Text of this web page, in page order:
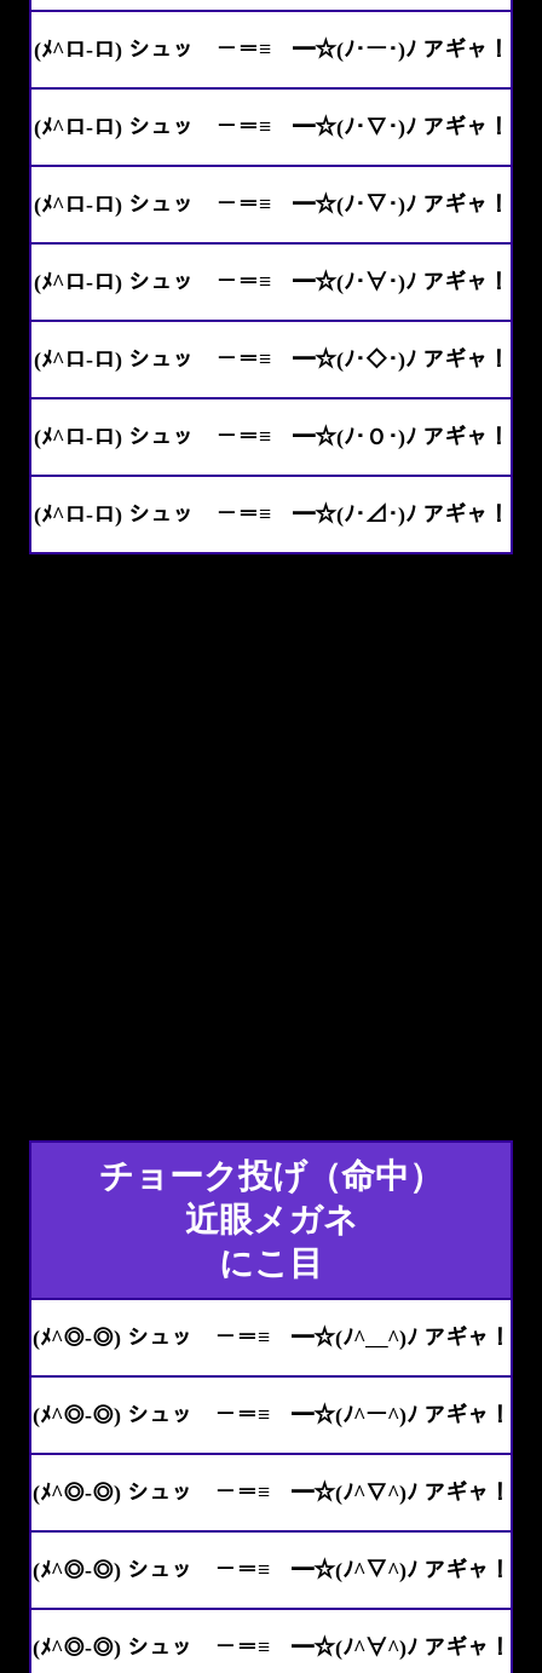
(ﾒ^ロ-ロ) シュッ －＝≡ ━☆(ﾉ･ー･)ﾉ アギャ！
(ﾒ^ロ-ロ) シュッ －＝≡ ━☆(ﾉ･∇･)ﾉ アギャ！
(ﾒ^ロ-ロ) シュッ －＝≡ ━☆(ﾉ･▽･)ﾉ アギャ！
(ﾒ^ロ-ロ) シュッ －＝≡ ━☆(ﾉ･∀･)ﾉ アギャ！
(ﾒ^ロ-ロ) シュッ －＝≡ ━☆(ﾉ･◇･)ﾉ アギャ！
(ﾒ^ロ-ロ) シュッ －＝≡ ━☆(ﾉ･Ｏ･)ﾉ アギャ！
(ﾒ^ロ-ロ) シュッ －＝≡ ━☆(ﾉ･⊿･)ﾉ アギャ！
チョーク投げ（命中）
近眼メガネ
にこ目
(ﾒ^◎-◎) シュッ －＝≡ ━☆(ﾉ^＿^)ﾉ アギャ！
(ﾒ^◎-◎) シュッ －＝≡ ━☆(ﾉ^ー^)ﾉ アギャ！
(ﾒ^◎-◎) シュッ －＝≡ ━☆(ﾉ^∇^)ﾉ アギャ！
(ﾒ^◎-◎) シュッ －＝≡ ━☆(ﾉ^▽^)ﾉ アギャ！
(ﾒ^◎-◎) シュッ －＝≡ ━☆(ﾉ^∀^)ﾉ アギャ！